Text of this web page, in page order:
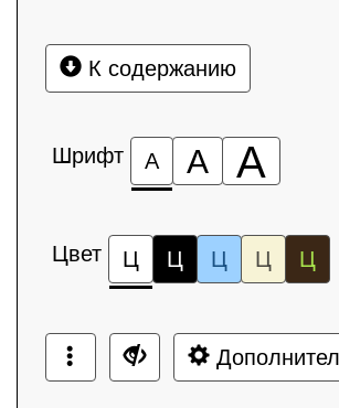
К содержанию
Шрифт А А А
Цвет Ц Ц Ц Ц Ц